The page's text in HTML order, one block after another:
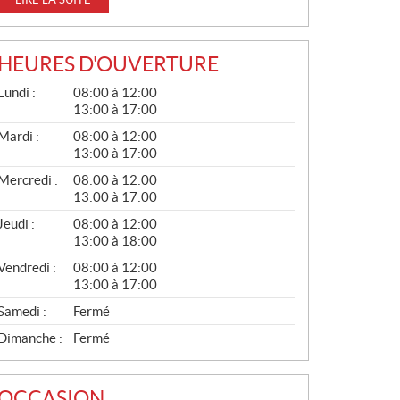
HEURES D'OUVERTURE
Lundi :
08:00 à 12:00
13:00 à 17:00
Mardi :
08:00 à 12:00
13:00 à 17:00
Mercredi :
08:00 à 12:00
13:00 à 17:00
:
08:00 à 12:00
13:00 à 18:00
:
08:00 à 12:00
13:00 à 17:00
:
Fermé
Dimanche :
Fermé